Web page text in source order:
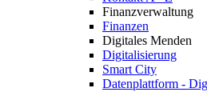
Finanzverwaltung
Finanzen
Digitales Menden
Digitalisierung
Smart City
Datenplattform -